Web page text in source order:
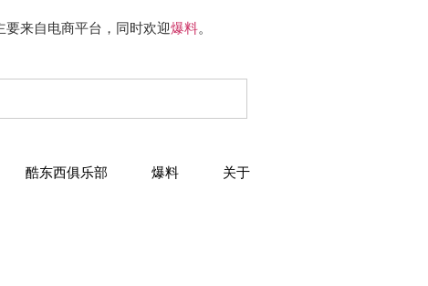
来自电商平台，同时欢迎爆料。
酷东西俱乐部 爆料 关于